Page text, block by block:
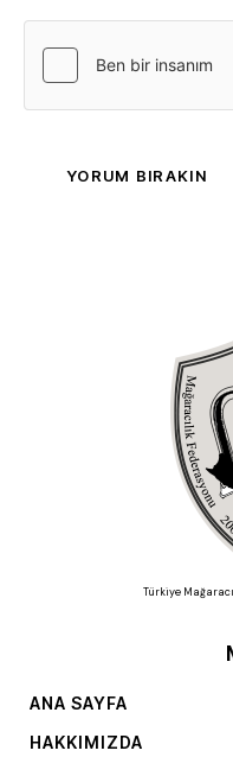
Türkiye
ANA SAYFA
HAKKIMIZDA